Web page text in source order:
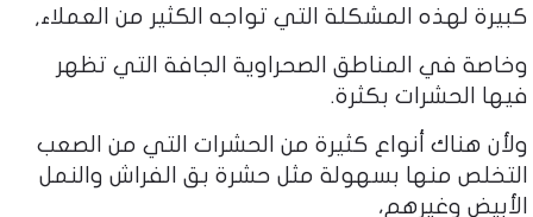
كبيرة لهذه المشكلة التي تواجه الكثير من العملاء,
وخاصة في المناطق الصحراوية الجافة التي تظهر
فيها الحشرات بكثرة.
ولأن هناك أنواع كثيرة من الحشرات التي من الصعب
التخلص منها بسهولة مثل حشرة بق الفراش والنمل
الأبيض وغيرهم،